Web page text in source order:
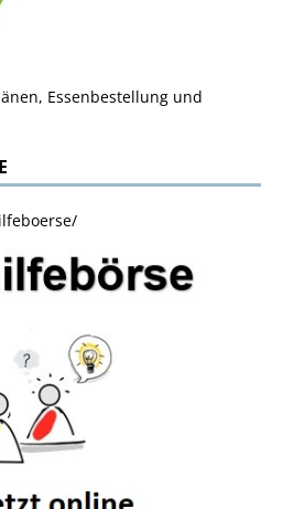
Essenbestellung und